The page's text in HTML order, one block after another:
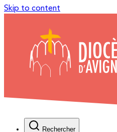
Skip to content
Rechercher